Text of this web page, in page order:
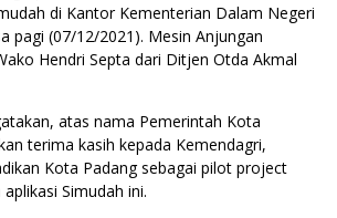
di Kantor Kementerian Dalam Negeri
pagi (07/12/2021). Mesin Anjungan
Hendri Septa dari Ditjen Otda Akmal
atas nama Pemerintah Kota
terima kasih kepada Kemendagri,
Kota Padang sebagai pilot project
Simudah ini.